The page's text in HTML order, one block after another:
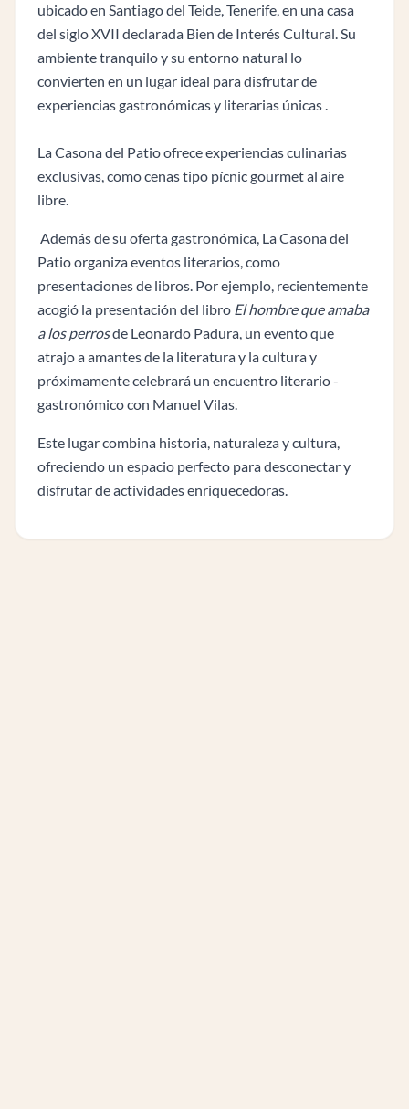
ubicado en Santiago del Teide, Tenerife, en una casa
del siglo XVII declarada Bien de Interés Cultural. Su
ambiente tranquilo y su entorno natural lo
convierten en un lugar ideal para disfrutar de
experiencias gastronómicas y literarias únicas .
La Casona del Patio ofrece experiencias culinarias
exclusivas, como cenas tipo pícnic gourmet al aire
libre.
Además de su oferta gastronómica, La Casona del
Patio organiza eventos literarios, como
presentaciones de libros. Por ejemplo, recientemente
acogió la presentación del libro El hombre que amaba
a los perrosde Leonardo Padura, un evento que
atrajo a amantes de la literatura y la cultura y
próximamente celebrará un encuentro literario -
gastronómico con Manuel Vilas.
Este lugar combina historia, naturaleza y cultura,
ofreciendo un espacio perfecto para desconectar y
disfrutar de actividades enriquecedoras.